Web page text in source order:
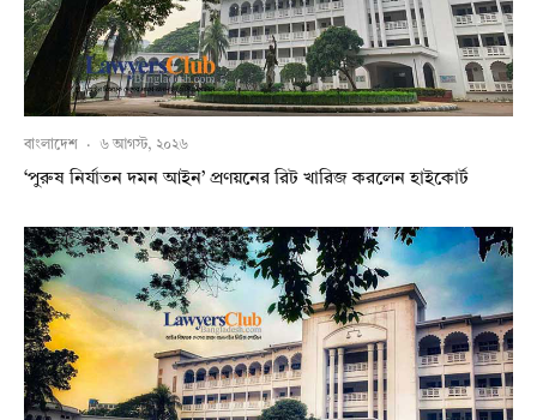
বাংলাদেশ · ৬ আগস্ট, ২০২৬
‘পুরুষ নির্যাতন দমন আইন’ প্রণয়নের রিট খারিজ করলেন হাইকোর্ট